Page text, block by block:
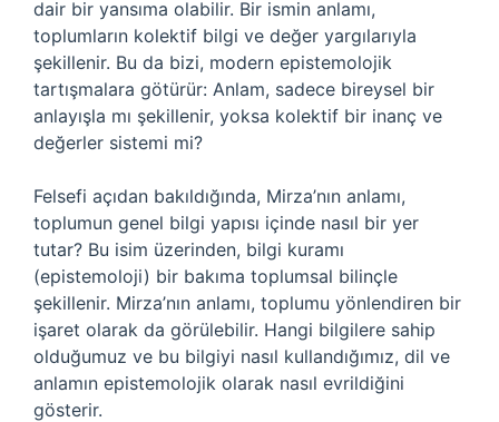
dair bir yansıma olabilir. Bir ismin anlamı,
toplumların kolektif bilgi ve değer yargılarıyla
şekillenir. Bu da bizi, modern epistemolojik
tartışmalara götürür: Anlam, sadece bireysel bir
anlayışla mı şekillenir, yoksa kolektif bir inanç ve
değerler sistemi mi?
Felsefi açıdan bakıldığında, Mirza’nın anlamı,
toplumun genel bilgi yapısı içinde nasıl bir yer
tutar? Bu isim üzerinden, bilgi kuramı
(epistemoloji) bir bakıma toplumsal bilinçle
şekillenir. Mirza’nın anlamı, toplumu yönlendiren bir
işaret olarak da görülebilir. Hangi bilgilere sahip
olduğumuz ve bu bilgiyi nasıl kullandığımız, dil ve
anlamın epistemolojik olarak nasıl evrildiğini
gösterir.